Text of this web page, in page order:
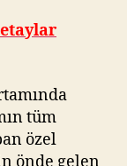
tüm
özel
önde gelen